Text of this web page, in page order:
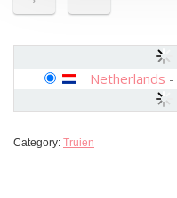
Netherlands -
Category: Truien